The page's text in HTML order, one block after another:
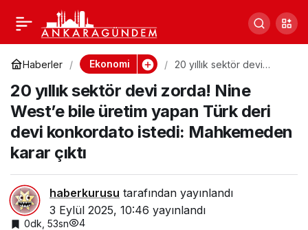
Haberler Ekonomi
20 yıllık sektör devi
üretim yapan Türk deri
devi konkordato istedi:
Mahkemeden karar çıktı
20 yıllık sektör devi zorda! Nine
West’e bile üretim yapan Türk deri
devi konkordato istedi: Mahkemeden
karar çıktı
haberkurusu tarafından yayınlandı
3 Eylül 2025, 10:46 yayınlandı
0dk, 53sn 4
Eylül ayı kira artış oranı
belli oldu
0 Paylaş